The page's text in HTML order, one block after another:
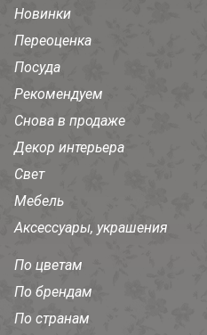
Новинки
Переоценка
Посуда
Рекомендуем
Снова в продаже
Декор интерьера
Свет
Мебель
Аксессуары, украшения
По цветам
По брендам
По странам